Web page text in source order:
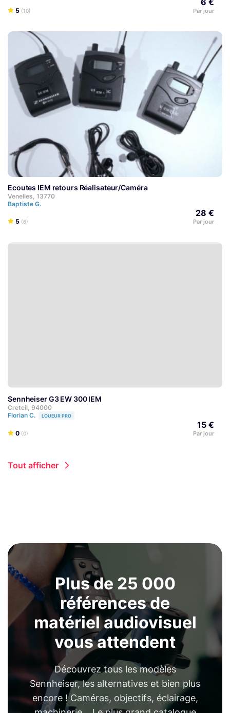
5 (10)
6 €
Par jour
Ecoutes IEM retours Réalisateur/Caméra
Venelles, 13770
Baptiste G.
5 (6)
28 €
Par jour
Sennheiser G3 EW 300 IEM
Creteil, 94000
Florian C.
LOUEUR PRO
0 (0)
15 €
Par jour
Tout afficher
Plus de 25 000
références de
matériel audiovisuel
vous attendent
Découvrez tous les modèles
Sennheiser, les alternatives et bien plus
encore ! Caméras, objectifs, éclairage,